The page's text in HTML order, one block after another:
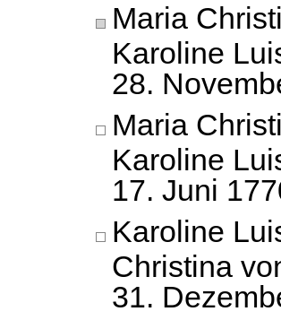
Maria
Karoline
28.
Maria
Karoline
17. Juni
Karoline
Christina
31.